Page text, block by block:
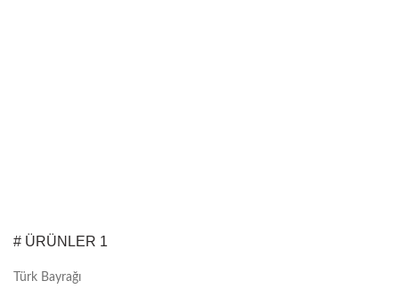
# ÜRÜNLER 1
Türk Bayrağı